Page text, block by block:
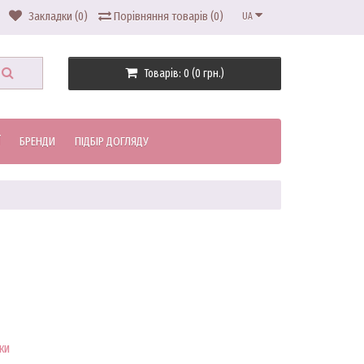
UA
Закладки (0) Порівняння товарів (0)
Товарів: 0 (0 грн.)
БРЕНДИ ПІДБІР ДОГЛЯДУ